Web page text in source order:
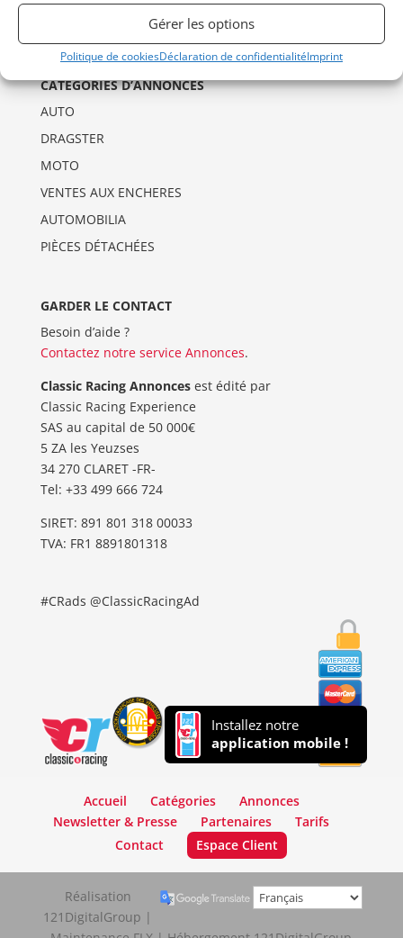
Gérer les options
Politique de cookiesDéclaration de confidentialitéImprint
CATÉGORIES D’ANNONCES
AUTO
DRAGSTER
MOTO
VENTES AUX ENCHERES
AUTOMOBILIA
PIÈCES DÉTACHÉES
GARDER LE CONTACT
Besoin d’aide ?
Contactez notre service Annonces.
Classic Racing Annoncesest édité par
Classic Racing Experience
SAS au capital de 50 000€
5 ZA les Yeuzses
34 270 CLARET -FR-
Tel: ‭+33 499 666 724‬
SIRET: 891 801 318 00033
TVA: FR1 8891801318
#CRads @ClassicRacingAd
Installez notre
application mobile !
Accueil Catégories
Annonces
Newsletter & Presse
Partenaires
Tarifs
Contact
Espace Client
Réalisation
121DigitalGroup |